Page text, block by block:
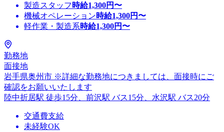
製造スタッフ 時給1,300円〜
機械オペレーション時給1,300円〜
軽作業・製造系時給1,300円〜
勤務地
面接地
岩手県奥州市 ※詳細な勤務地につきましては、面接時にご
確認をお願いいたします
陸中折居駅 徒歩15分、前沢駅 バス15分、水沢駅 バス20分
交通費支給
未経験OK